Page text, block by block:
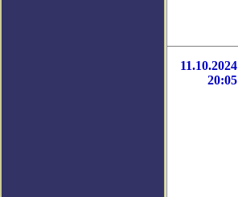
11.10.2024
20:05